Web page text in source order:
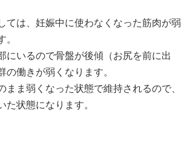
ては、妊娠中に使わなくなった筋肉が弱
。
にいるので骨盤が後傾（お尻を前に出
の働きが弱くなります。
まま弱くなった状態で維持されるので、
た状態になります。